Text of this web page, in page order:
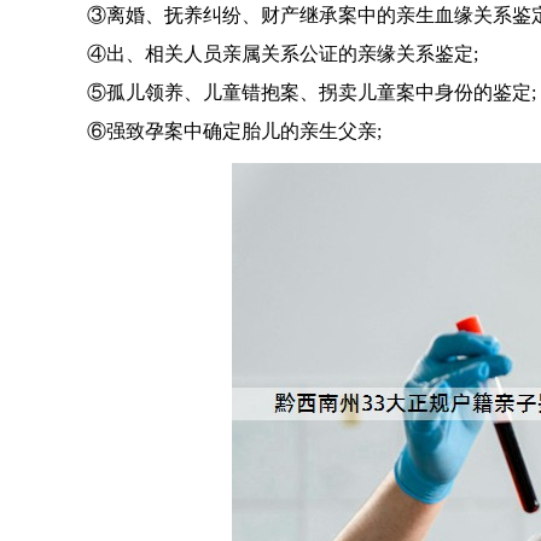
③离婚、抚养纠纷、财产继承案中的亲生血缘关系鉴
④出、相关人员亲属关系公证的亲缘关系鉴定;
⑤孤儿领养、儿童错抱案、拐卖儿童案中身份的鉴定;
⑥强致孕案中确定胎儿的亲生父亲;